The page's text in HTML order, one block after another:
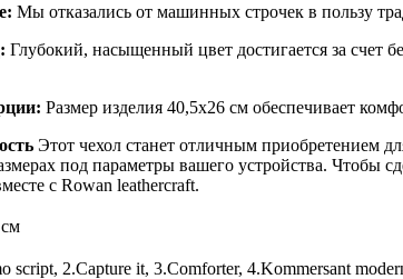
Мы отказались от машинных строчек в пользу
Глубокий, насыщенный цвет достигается за счет
Размер изделия 40,5х26 см обеспечивает
Этот чехол станет отличным приобретением
под параметры вашего устройства.
с Rowan leathercraft.
script, 2.Capture it, 3.Comforter, 4.Kommersant